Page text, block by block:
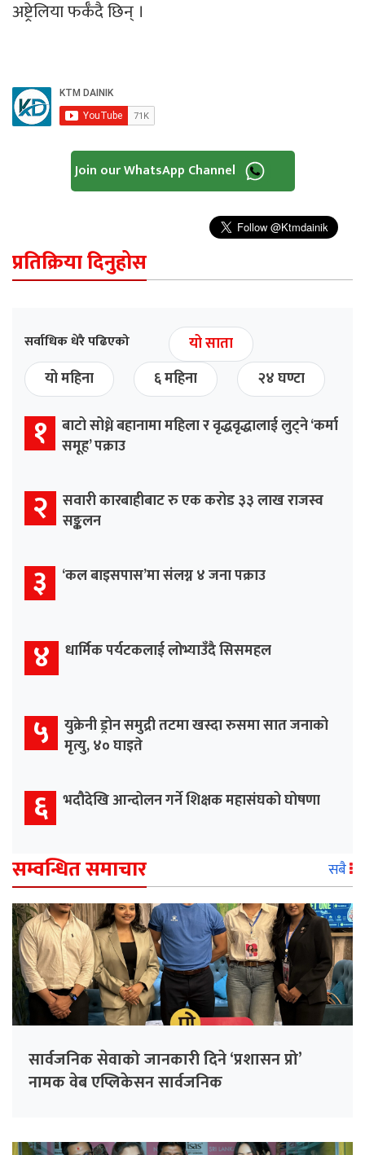
अष्ट्रेलिया फर्कँदै छिन् ।
Join our WhatsApp Channel
प्रतिक्रिया दिनुहोस
सर्वाधिक धेरै पढिएको
यो साता
यो महिना
६ महिना २४ घण्टा
१ बाटो सोध्ने बहानामा महिला र वृद्धवृद्धालाई लुट्ने ‘कर्मा
समूह’ पक्राउ
२ सवारी कारबाहीबाट रु एक करोड ३३ लाख राजस्व
सङ्कलन
३ ‘कल बाइसपास’मा संलग्न ४ जना पक्राउ
४ धार्मिक पर्यटकलाई लोभ्याउँदै सिसमहल
५ युक्रेनी ड्रोन समुद्री तटमा खस्दा रुसमा सात जनाको
मृत्यु, ४० घाइते
६ भदौदेखि आन्दोलन गर्ने शिक्षक महासंघको घोषणा
सम्वन्धित समाचार सबै
सार्वजनिक सेवाको जानकारी दिने ‘प्रशासन प्रो’
नामक वेब एप्लिकेसन सार्वजनिक